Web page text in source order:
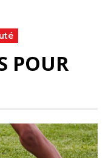
POUR